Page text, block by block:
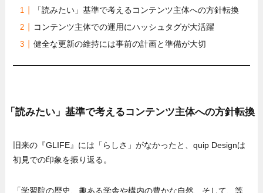
「読みたい」基準で考えるコンテンツ主体への方針転換
コンテンツ主体での運用にハッシュタグが大活躍
健全な更新の維持には事前の計画と準備が大切
「読みたい」基準で考えるコンテンツ主体への方針転換
旧来の『GLIFE』には「らしさ」がなかったと、quip Designは
初見での印象を振り返る。
「学習院の歴史、趣ある学舎や構内の豊かな自然、そして、等